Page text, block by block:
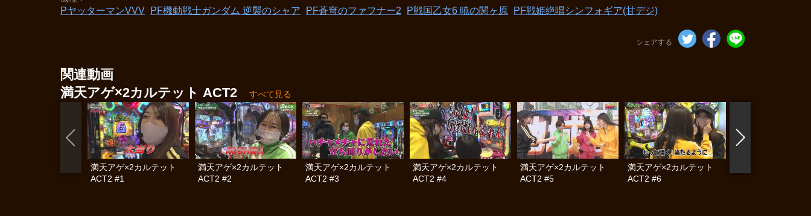
PヤッターマンVVV PF機動戦士ガンダム 逆襲のシャア PF蒼穹のファフナー2 P戦国乙女6 暁の関ヶ原 PF戦姫絶唱シンフォギア(甘デジ)
シェアする
関連動画
満天アゲ×2カルテット ACT2
すべて見る
満天アゲ×2カルテット
ACT2 #1
満天アゲ×2カルテット
ACT2 #2
満天アゲ×2カルテット
ACT2 #3
満天アゲ×2カルテット
ACT2 #4
満天アゲ×2カルテット
ACT2 #5
満天アゲ×2カルテット
ACT2 #6